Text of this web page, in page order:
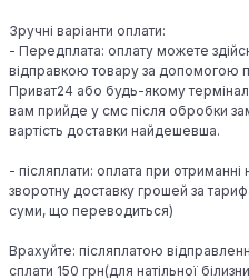
Зручні варіанти оплати:
- Передплата: оплату можете
відправкою товару за допомогою
Приват24 або будь-якому
вам прийде у смс після обробки
вартість доставки найдешевша.
- післяплати: оплата при
зворотну доставку грошей за
суми, що переводиться)
Врахуйте: післяплатою
сплати 150 грн(для натільної